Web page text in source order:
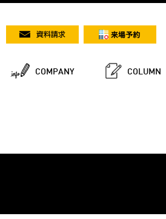
COMPANY COLUMN